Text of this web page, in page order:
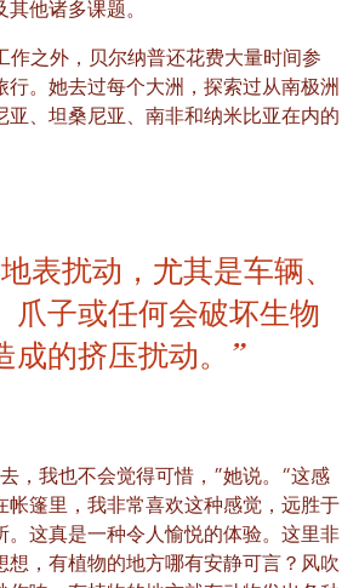
他诸多课题。
作之外，贝尔纳普还花费大量时间参
行。她去过每个大洲，探索过从南极洲
亚、坦桑尼亚、南非和纳米比亚在内的
表扰动，尤其是车辆、
爪子或任何会破坏生物
成的挤压扰动。”
，我也不会觉得可惜，”她说。“这感
帐篷里，我非常喜欢这种感觉，远胜于
。这真是一种令人愉悦的体验。这里非
想，有植物的地方哪有安静可言？风吹